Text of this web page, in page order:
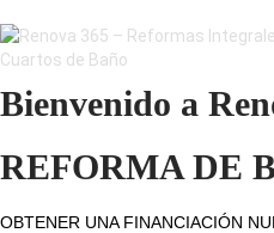
Bienvenido a
REFORMA DE
OBTENER UNA FINANCIACIÓN